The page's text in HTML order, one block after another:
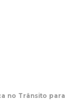
no Trânsito para